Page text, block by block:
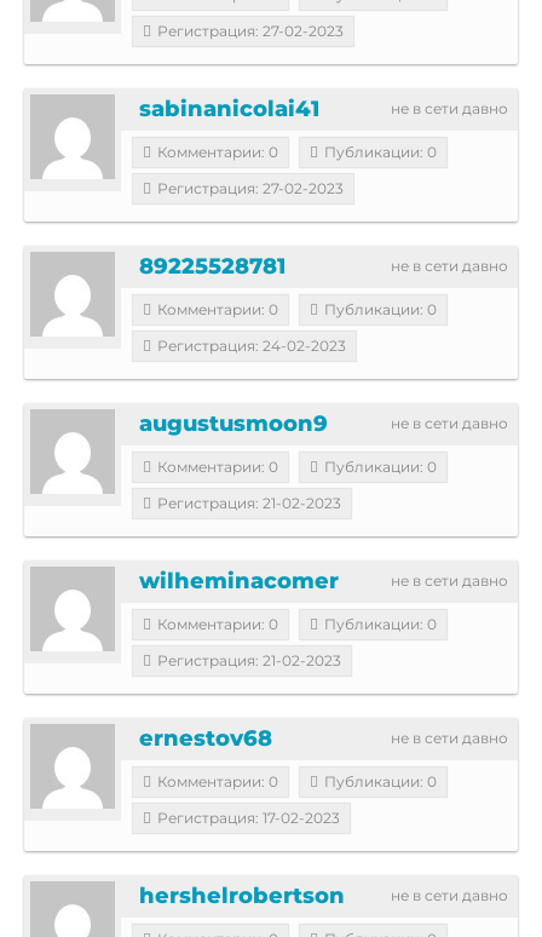
Регистрация: 27-02-2023
не в сети давно
sabinanicolai41
Комментарии: 0
Публикации: 0
Регистрация: 27-02-2023
не в сети давно
89225528781
Комментарии: 0
Публикации: 0
Регистрация: 24-02-2023
не в сети давно
augustusmoon9
Комментарии: 0
Публикации: 0
Регистрация: 21-02-2023
не в сети давно
wilheminacomer
Комментарии: 0
Публикации: 0
Регистрация: 21-02-2023
не в сети давно
ernestov68
Комментарии: 0
Публикации: 0
Регистрация: 17-02-2023
не в сети давно
hershelrobertson